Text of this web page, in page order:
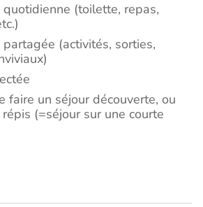
(toilette, repas,
(activités, sorties,
faire un séjour découverte, ou
(=séjour sur une courte